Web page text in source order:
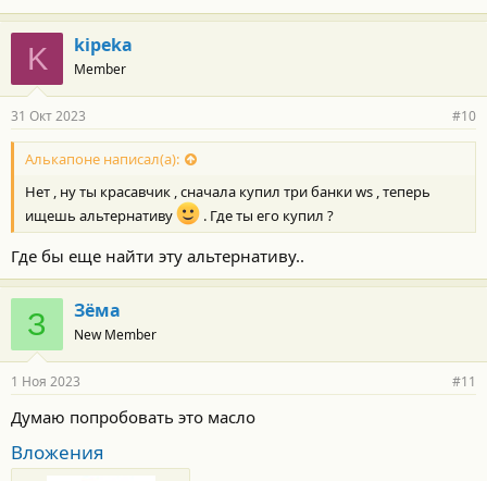
K kipeka
Member
31 Окт 2023 #10
Алькапоне написал(а):
Нет , ну ты красавчик , сначала купил три банки ws , теперь
ищешь альтернативу
. Где ты его купил ?
Где бы еще найти эту альтернативу..
З Зёма
New Member
1 Ноя 2023 #11
Думаю попробовать это масло
Вложения